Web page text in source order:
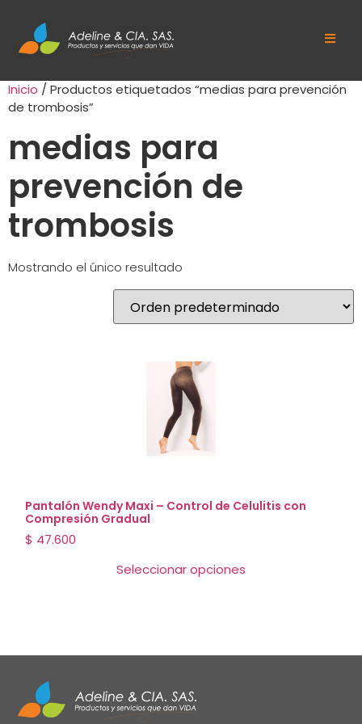
Inicio / Productos etiquetados “medias para prevención
de trombosis”
medias para
prevención de
trombosis
Mostrando el único resultado
Pantalón Wendy Maxi – Control de Celulitis con
Compresión Gradual
$ 47.600
Seleccionar opciones